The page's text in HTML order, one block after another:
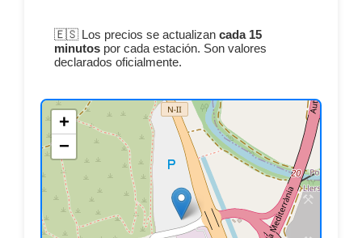
🇪🇸 Los precios se actualizan cada 15
minutospor cada estación. Son valores
declarados oficialmente.
+
−